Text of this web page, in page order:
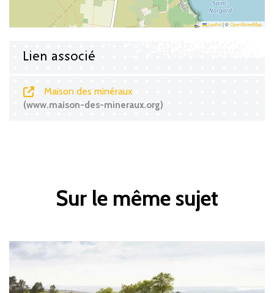
Leaflet|©OpenStreetMap
Lien associé
Maison des minéraux
www.maison-des-mineraux.org
Sur le même sujet